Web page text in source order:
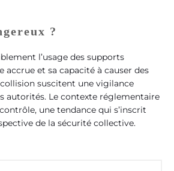
?
l’usage des supports
accrue et sa capacité à causer des
suscitent une vigilance
autorités. Le contexte réglementaire
une tendance qui s’inscrit
de la sécurité collective.